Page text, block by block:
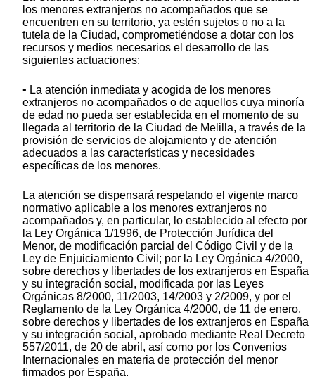
los menores extranjeros no acompañados que se
encuentren en su territorio, ya estén sujetos o no a la
tutela de la Ciudad, comprometiéndose a dotar con los
recursos y medios necesarios el desarrollo de las
siguientes actuaciones:
• La atención inmediata y acogida de los menores
extranjeros no acompañados o de aquellos cuya minoría
de edad no pueda ser establecida en el momento de su
llegada al territorio de la Ciudad de Melilla, a través de la
provisión de servicios de alojamiento y de atención
adecuados a las características y necesidades
específicas de los menores.
La atención se dispensará respetando el vigente marco
normativo aplicable a los menores extranjeros no
acompañados y, en particular, lo establecido al efecto por
la Ley Orgánica 1/1996, de Protección Jurídica del
Menor, de modificación parcial del Código Civil y de la
Ley de Enjuiciamiento Civil; por la Ley Orgánica 4/2000,
sobre derechos y libertades de los extranjeros en España
y su integración social, modificada por las Leyes
Orgánicas 8/2000, 11/2003, 14/2003 y 2/2009, y por el
Reglamento de la Ley Orgánica 4/2000, de 11 de enero,
sobre derechos y libertades de los extranjeros en España
y su integración social, aprobado mediante Real Decreto
557/2011, de 20 de abril, así como por los Convenios
Internacionales en materia de protección del menor
firmados por España.